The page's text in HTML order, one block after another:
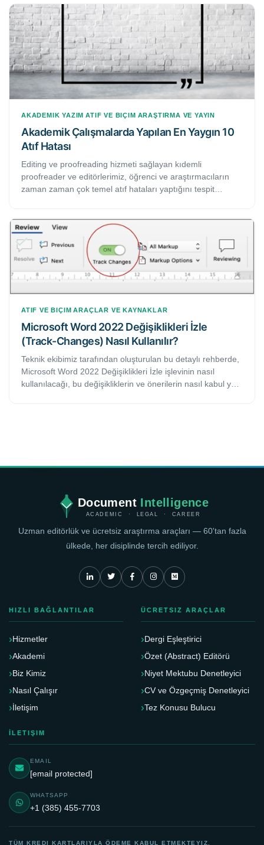
yapılmıştır.
AKADEMIK YAZIM ATIF VE BIÇIM ARAŞTIRMA VE YAYIN
Akademik Çalışmalarda Yapılan En Yaygın 10
Atıf Hatası
Editing ve proofreading hizmeti sağlayan kıdemli
proofreader ve editörlerimiz, öğrenci ve araştırmacıların
zaman zaman çok temel atıf hataları yaptığını tespit
akademisyenlerin yapmış oldukları en yaygın 10 atıf
hatalarını bulacaksınız.
ATIF VE BIÇIM ARAÇLAR VE KAYNAKLAR
Microsoft Word 2022 Değişiklikleri İzle
(Track-Changes) Nasıl Kullanılır?
Teknik ekibimiz tarafından oluşturulan bu detaylı rehberde,
Microsoft Word 2022 Değişiklikleri İzle işlevinin nasıl
kullanılacağı, bu değişikliklerin ve önerilerin nasıl kabul ya
Document Intelligence
ACADEMIC · LEGAL · CAREER
Uzman editörlük ve ücretsiz araştırma araçları — 60'tan fazla
ülkede, her disiplinde tercih ediliyor.
HIZLI BAĞLANTILAR
Hizmetler
Akademi
Biz Kimiz
Nasıl Çalışır
İletişim
ÜCRETSIZ ARAÇLAR
Dergi Eşleştirici
Özet (Abstract) Editörü
Niyet Mektubu Denetleyici
CV ve Özgeçmiş Denetleyici
Tez Konusu Bulucu
İLETIŞIM
EMAIL
[email protected]
WHATSAPP
+1 (385) 455-7703
TÜM KREDI KARTLARIYLA ÖDEME KABUL ETMEKTEYIZ.